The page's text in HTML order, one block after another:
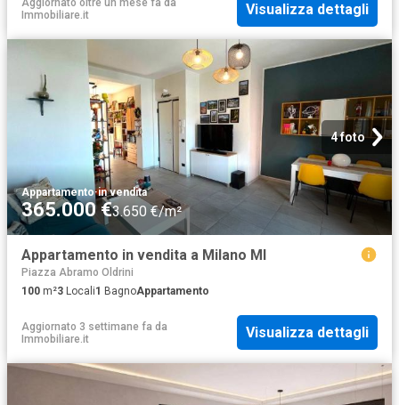
Aggiornato oltre un mese fa da
Immobiliare.it
Visualizza dettagli
4 foto
Appartamento·in vendita
365.000 €3.650 €/m²
Appartamento in vendita a Milano MI
Piazza Abramo Oldrini
100 m²3 Locali1 BagnoAppartamento
Aggiornato 3 settimane fa da
Immobiliare.it
Visualizza dettagli